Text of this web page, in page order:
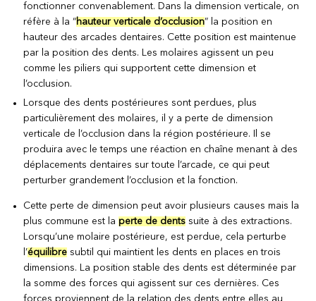
fonctionner convenablement. Dans la dimension verticale, on
réfère à la “hauteur verticale d’occlusion” la position en
hauteur des arcades dentaires. Cette position est maintenue
par la position des dents. Les molaires agissent un peu
comme les piliers qui supportent cette dimension et
l’occlusion.
Lorsque des dents postérieures sont perdues, plus
particulièrement des molaires, il y a perte de dimension
verticale de l’occlusion dans la région postérieure. Il se
produira avec le temps une réaction en chaîne menant à des
déplacements dentaires sur toute l’arcade, ce qui peut
perturber grandement l’occlusion et la fonction.
Cette perte de dimension peut avoir plusieurs causes mais la
plus commune est laperte de dents suite à des extractions.
Lorsqu’une molaire postérieure, est perdue, cela perturbe
l’équilibre subtil qui maintient les dents en places en trois
dimensions. La position stable des dents est déterminée par
la somme des forces qui agissent sur ces dernières. Ces
forces proviennent de la relation des dents entre elles au